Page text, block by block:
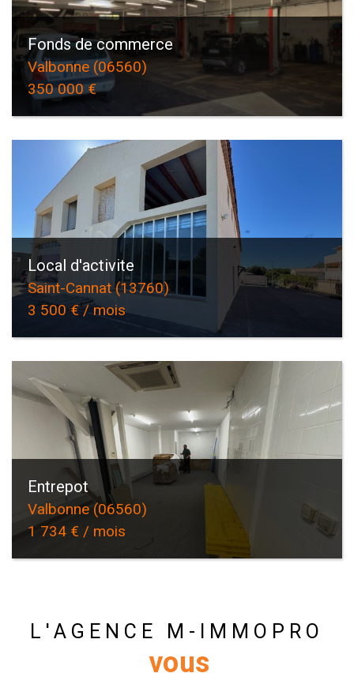
Fonds de commerce
Valbonne (06560)
350 000 €
Local d'activite
Saint-Cannat (13760)
3 500 € / mois
Entrepot
Valbonne (06560)
1 734 € / mois
L'AGENCE M-IMMOPRO
vous